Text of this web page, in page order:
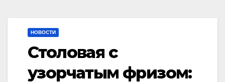
НОВОСТИ
Столовая с
узорчатым фризом: